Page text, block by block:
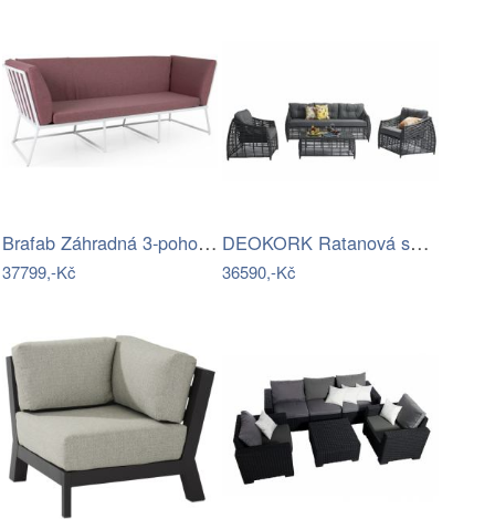
Brafab Záhradná 3-pohovka VENCE -…
37799,-Kč
DEOKORK Ratanová sestava CHARLOTTE …
36590,-Kč